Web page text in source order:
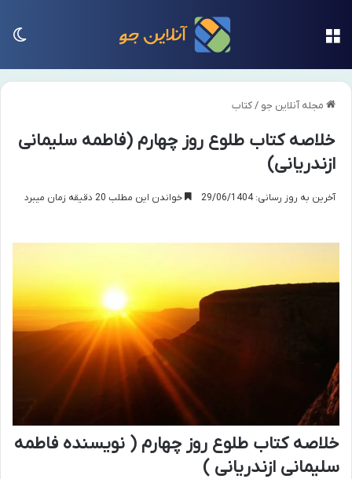
مجله آنلاین جو /کتاب
خلاصه کتاب طلوع روز چهارم (فاطمه سلیمانی
ازندریانی)
آخرین به روز رسانی: 29/06/1404 خواندن این مطلب 20 دقیقه زمان میبرد
خلاصه کتاب طلوع روز چهارم ( نویسنده فاطمه
سلیمانی ازندریانی )